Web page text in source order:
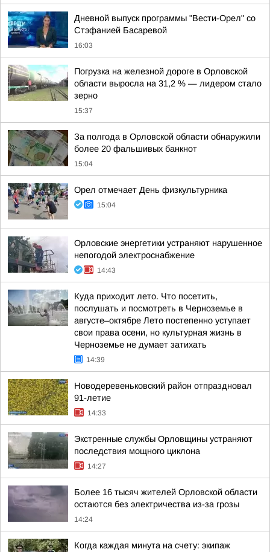
Дневной выпуск программы "Вести-Орел" со
Стэфанией Басаревой
16:03
Погрузка на железной дороге в Орловской
области выросла на 31,2 % — лидером стало
зерно
15:37
За полгода в Орловской области обнаружили
более 20 фальшивых банкнот
15:04
Орел отмечает День физкультурника
15:04
Орловские энергетики устраняют нарушенное
непогодой электроснабжение
14:43
Куда приходит лето. Что посетить,
послушать и посмотреть в Черноземье в
августе–октябре Лето постепенно уступает
свои права осени, но культурная жизнь в
Черноземье не думает затихать
14:39
Новодеревеньковский район отпраздновал
91-летие
14:33
Экстренные службы Орловщины устраняют
последствия мощного циклона
14:27
Более 16 тысяч жителей Орловской области
остаются без электричества из-за грозы
14:24
Когда каждая минута на счету: экипаж